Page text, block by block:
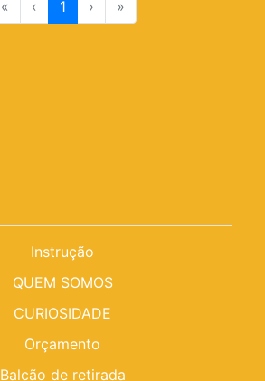
« ‹ 1 › »
Instrução
QUEM SOMOS
CURIOSIDADE
Orçamento
Balcão de retirada